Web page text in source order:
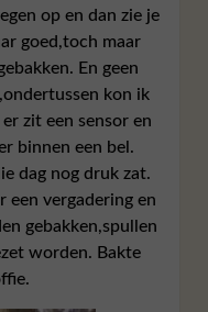
op en dan zie je
goed,toch maar
En geen
kon ik
zit een sensor en
binnen een bel.
dag nog druk zat.
een vergadering en
gebakken,spullen
worden. Bakte